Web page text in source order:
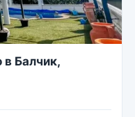
в Балчик,